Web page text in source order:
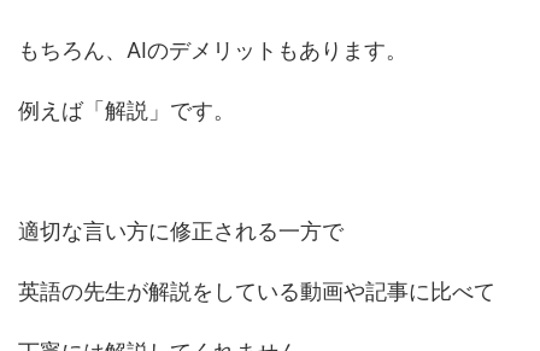
もちろん、AIのデメリットもあります。
例えば「解説」です。
適切な言い方に修正される一方で
英語の先生が解説をしている動画や記事に比べて